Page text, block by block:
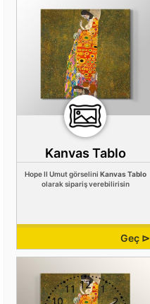
Kanvas Tablo
Hope II Umut görselini Kanvas Tablo
olarak sipariş verebilirisin
Geç ⊳